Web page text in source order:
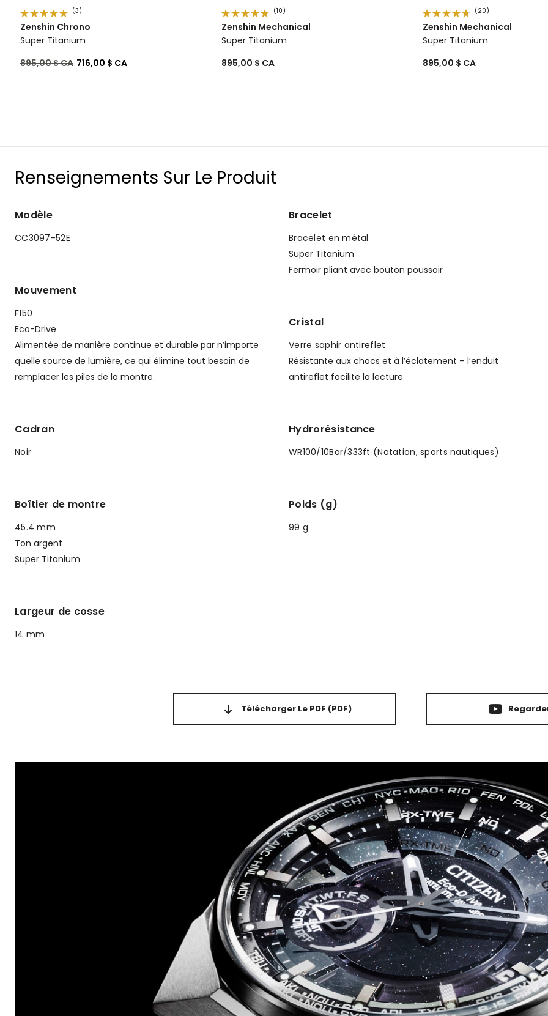
(3)
Zenshin Chrono
Super Titanium
Prix réduit de
895,00 $ CAà716,00 $ CA
(10)
Zenshin Mechanical
Super Titanium
895,00 $ CA
(20)
Zenshin Mechanical
Super Titanium
895,00 $ CA
Renseignements Sur Le Produit
Modèle
CC3097-52E
Mouvement
F150
Eco-Drive
Alimentée de manière continue et durable par n’importe
quelle source de lumière, ce qui élimine tout besoin de
remplacer les piles de la montre.
Cadran
Noir
Boîtier de montre
45.4 mm
Ton argent
Super Titanium
Largeur de cosse
14 mm
Bracelet
Bracelet en métal
Super Titanium
Fermoir pliant avec bouton poussoir
Cristal
Verre saphir antireflet
Résistante aux chocs et à l’éclatement – l’enduit
antireflet facilite la lecture
Hydrorésistance
WR100/10Bar/333ft (Natation, sports nautiques)
Poids (g)
99 g
Télécharger Le PDF (PDF)